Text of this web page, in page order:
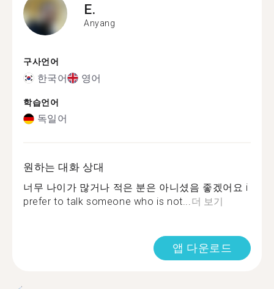
E.
Anyang
구사언어
한국어 영어
학습언어
독일어
원하는 대화 상대
너무 나이가 많거나 적은 분은 아니셨음 좋겠어요 i
prefer to talk someone who is not...더 보기
앱 다운로드